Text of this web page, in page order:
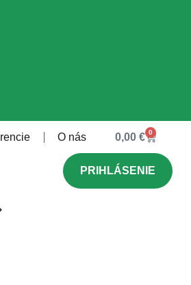
O nás 0,00€ 0
PRIHLÁSENIE